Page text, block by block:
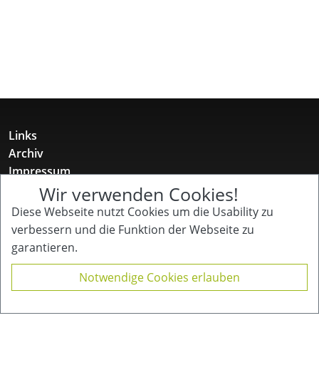
Links
Archiv
Impressum
Datenschutz
Gotenstr. 12
10829 Berlin
+49 157 52 11 12 31
buero@kinderpflegenetzwerk.de
Kinder Pflege Netzwerk
für Familien mit chronisch kranken, behinderten
Wir verwenden Cookies!
Diese Webseite nutzt Cookies um die Usability zu
verbessern und die Funktion der Webseite zu
garantieren.
Notwendige Cookies erlauben